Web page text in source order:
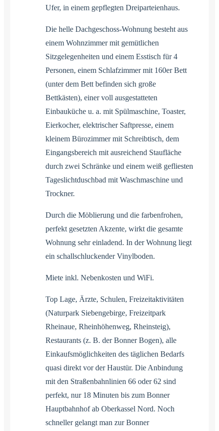
Ufer, in einem gepflegten Dreiparteienhaus.
Die helle Dachgeschoss-Wohnung besteht aus
einem Wohnzimmer mit gemütlichen
Sitzgelegenheiten und einem Esstisch für 4
Personen, einem Schlafzimmer mit 160er Bett
(unter dem Bett befinden sich große
Bettkästen), einer voll ausgestatteten
Einbauküche u. a. mit Spülmaschine, Toaster,
Eierkocher, elektrischer Saftpresse, einem
kleinem Bürozimmer mit Schreibtisch, dem
Eingangsbereich mit ausreichend Staufläche
durch zwei Schränke und einem weiß gefliesten
Tageslichtduschbad mit Waschmaschine und
Trockner.
Durch die Möblierung und die farbenfrohen,
perfekt gesetzten Akzente, wirkt die gesamte
Wohnung sehr einladend. In der Wohnung liegt
ein schallschluckender Vinylboden.
Miete inkl. Nebenkosten und WiFi.
Top Lage, Ärzte, Schulen, Freizeitaktivitäten
(Naturpark Siebengebirge, Freizeitpark
Rheinaue, Rheinhöhenweg, Rheinsteig),
Restaurants (z. B. der Bonner Bogen), alle
Einkaufsmöglichkeiten des täglichen Bedarfs
quasi direkt vor der Haustür. Die Anbindung
mit den Straßenbahnlinien 66 oder 62 sind
perfekt, nur 18 Minuten bis zum Bonner
Hauptbahnhof ab Oberkassel Nord. Noch
schneller gelangt man zur Bonner